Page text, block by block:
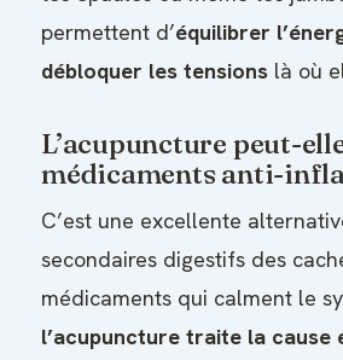
permettent d’équilibrer
débloquer les tensions là où
L’acupuncture peut-
médicaments anti-
C’est une excellente
secondaires digestifs des
médicaments qui calment le
l’acupuncture traite la cause